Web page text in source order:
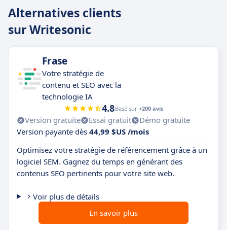
Alternatives clients
sur Writesonic
Frase
Votre stratégie de
contenu et SEO avec la
technologie IA
4.8Basé sur +200 avis
Version gratuite Essai gratuit
Démo gratuite
Version payante dès 44,99 $US /mois
Optimisez votre stratégie de référencement grâce à un
logiciel SEM. Gagnez du temps en générant des
contenus SEO pertinents pour votre site web.
Voir plus de détails
En savoir plus